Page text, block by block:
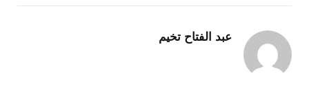
عبد الفتاح تخيم